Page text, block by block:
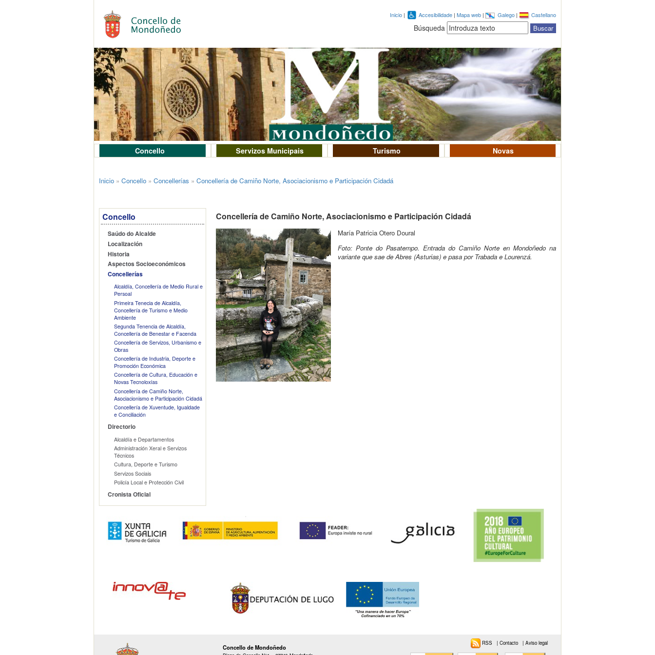
Inicio | Accesibilidade | Mapa web | Galego | Castellano
Búsqueda
Concello Servizos Municipais Turismo Novas
Inicio » Concello » Concellerías » Concellería de Camiño Norte, Asociacionismo e Participación Cidadá
Concello
Saúdo do Alcalde
Localización
Historia
Aspectos Socioeconómicos
Concellerías
Alcaldía, Concellería de Medio Rural e
Persoal
Primeira Tenecia de Alcaldía,
Concellería de Turismo e Medio
Ambiente
Segunda Tenencia de Alcaldía,
Concellería de Benestar e Facenda
Concellería de Servizos, Urbanismo e
Obras
Concellería de Industria, Deporte e
Promoción Económica
Concellería de Cultura, Educación e
Novas Tecnoloxías
Concellería de Camiño Norte,
Asociacionismo e Participación Cidadá
Concellería de Xuventude, Igualdade
e Conciliación
Directorio
Alcaldía e Departamentos
Administración Xeral e Servizos
Técnicos
Cultura, Deporte e Turismo
Servizos Sociais
Policía Local e Protección Civil
Cronista Oficial
Concellería de Camiño Norte, Asociacionismo e Participación Cidadá
María Patricia Otero Doural
Foto: Ponte do Pasatempo. Entrada do Camiño Norte en Mondoñedo na
variante que sae de Abres (Asturias) e pasa por Trabada e Lourenzá.
Concello de Mondoñedo
RSS |Contacto |Aviso legal